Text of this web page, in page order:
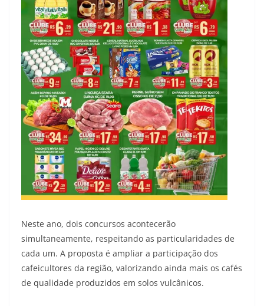
Neste ano, dois concursos acontecerão
simultaneamente, respeitando as particularidades de
cada um. A proposta é ampliar a participação dos
cafeicultores da região, valorizando ainda mais os cafés
de qualidade produzidos em solos vulcânicos.